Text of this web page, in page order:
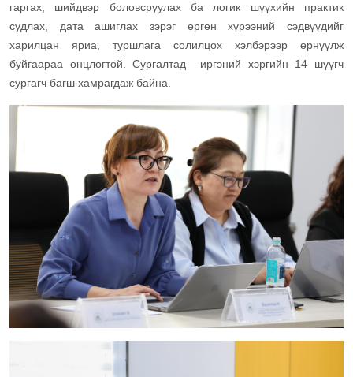
гаргах, шийдвэр боловсруулах ба логик шүүхийн практик
судлах, дата ашиглах зэрэг өргөн хүрээний сэдвүүдийг
харилцан яриа, туршлага солилцох хэлбэрээр өрнүүлж
буйгаараа онцлогтой. Сургалтад иргэний хэргийн 14 шүүгч
сургагч багш хамрагдаж байна.